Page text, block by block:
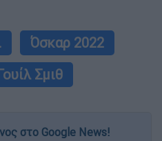
Όσκαρ 2022
Σμιθ
στο Google News!